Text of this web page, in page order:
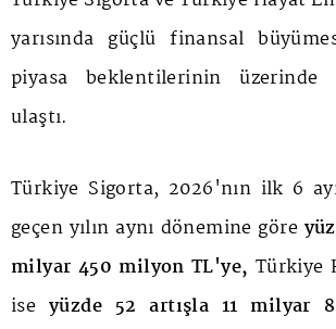
yarısında güçlü finansal
piyasa beklentilerinin üzerinde
ulaştı.
Türkiye Sigorta, 2026'nın ilk 6
geçen yılın aynı dönemine göre
milyar 450 milyon TL'ye, Türkiye
ise yüzde 52 artışla 11 milyar